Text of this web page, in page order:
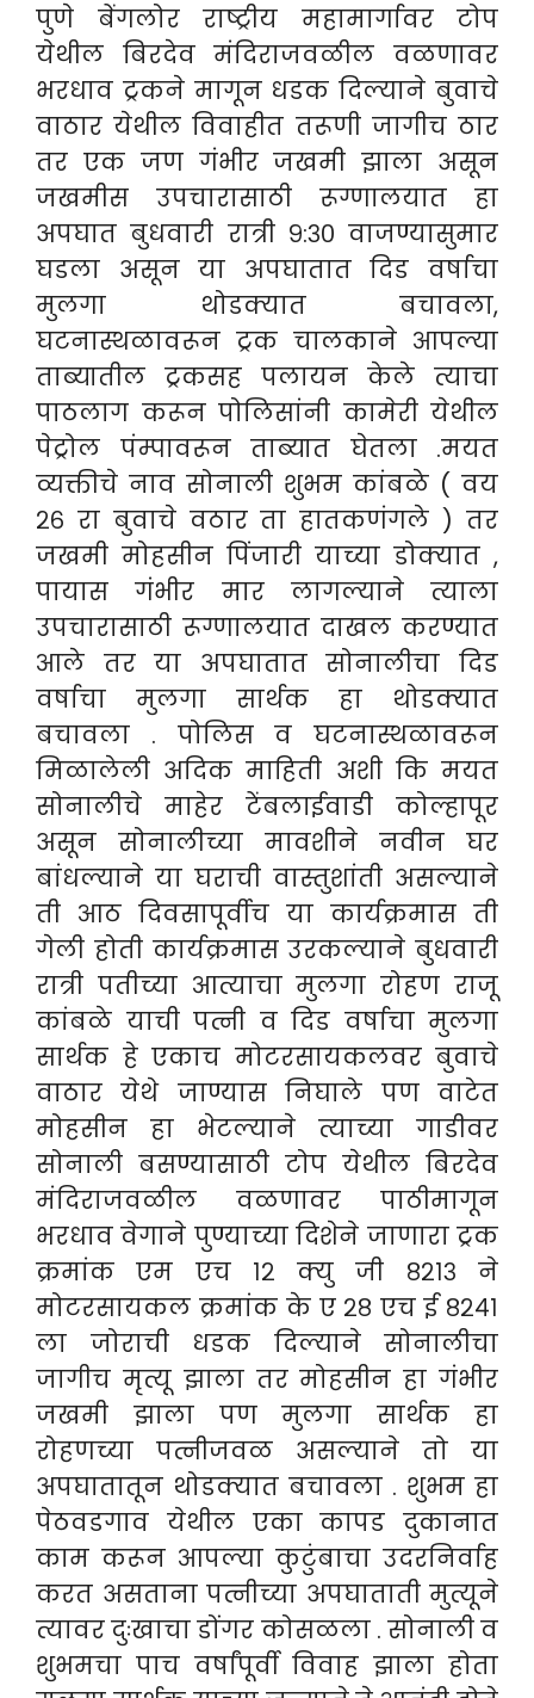
पुणे बेंगलोर राष्ट्रीय महामार्गावर टोप
येथील बिरदेव मंदिराजवळील वळणावर
भरधाव ट्रकने मागून धडक दिल्याने बुवाचे
वाठार येथील विवाहीत तरूणी जागीच ठार
तर एक जण गंभीर जखमी झाला असून
जखमीस उपचारासाठी रूग्णालयात हा
अपघात बुधवारी रात्री ९:३० वाजण्यासुमार
घडला असून या अपघातात दिड वर्षाचा
मुलगा थोडक्यात बचावला,
घटनास्थळावरून ट्रक चालकाने आपल्या
ताब्यातील ट्रकसह पलायन केले त्याचा
पाठलाग करून पोलिसांनी कामेरी येथील
पेट्रोल पंम्पावरून ताब्यात घेतला .मयत
व्यक्तीचे नाव सोनाली शुभम कांबळे ( वय
२६ रा बुवाचे वठार ता हातकणंगले ) तर
जखमी मोहसीन पिंजारी याच्या डोक्यात ,
पायास गंभीर मार लागल्याने त्याला
उपचारासाठी रूग्णालयात दाखल करण्यात
आले तर या अपघातात सोनालीचा दिड
वर्षाचा मुलगा सार्थक हा थोडक्यात
बचावला .
पोलिस व घटनास्थळावरून
मिळालेली अदिक माहिती अशी कि मयत
सोनालीचे माहेर टेंबलाईवाडी कोल्हापूर
असून सोनालीच्या मावशीने नवीन घर
बांधल्याने या घराची वास्तुशांती असल्याने
ती आठ दिवसापूर्वीच या कार्यक्रमास ती
गेली होती कार्यक्रमास उरकल्याने बुधवारी
रात्री पतीच्या आत्याचा मुलगा रोहण राजू
कांबळे याची पत्नी व दिड वर्षाचा मुलगा
सार्थक हे एकाच मोटरसायकलवर बुवाचे
वाठार येथे जाण्यास निघाले पण वाटेत
मोहसीन हा भेटल्याने त्याच्या गाडीवर
सोनाली बसण्यासाठी टोप येथील बिरदेव
मंदिराजवळील वळणावर पाठीमागून
भरधाव वेगाने पुण्याच्या दिशेने जाणारा ट्रक
क्रमांक एम एच १२ क्यु जी ८२१३ ने
मोटरसायकल क्रमांक के ए २८ एच ई ८२४१
ला जोराची धडक दिल्याने सोनालीचा
जागीच मृत्यू झाला तर मोहसीन हा गंभीर
जखमी झाला पण मुलगा सार्थक हा
रोहणच्या पत्नीजवळ असल्याने तो या
अपघातातून थोडक्यात बचावला . शुभम हा
पेठवडगाव येथील एका कापड दुकानात
काम करून आपल्या कुटुंबाचा उदरनिर्वाह
करत असताना पत्नीच्या अपघाताती मुत्यूने
त्यावर दुःखाचा डोंगर कोसळला . सोनाली व
शुभमचा पाच वर्षांपूर्वी विवाह झाला होता